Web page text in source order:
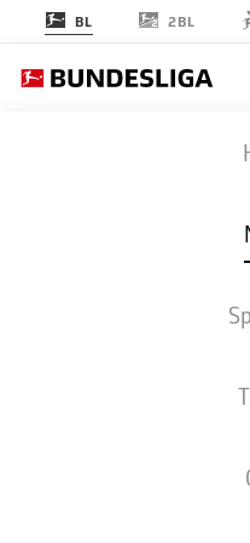
BL 2BL
CATHRIN MUELLER/POOL/AFP